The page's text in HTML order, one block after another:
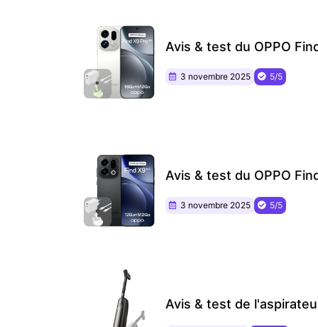
Avis & test du OPPO
3 novembre 2025 5/5
Avis & test du OPPO
3 novembre 2025 5/5
Avis & test de